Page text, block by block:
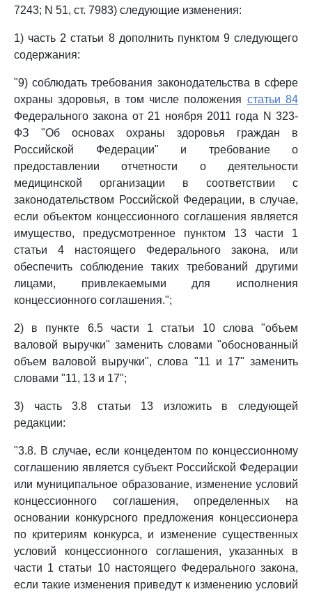
7243; N 51, ст. 7983) следующие изменения:
1) часть 2 статьи 8 дополнить пунктом 9 следующего
содержания:
"9) соблюдать требования законодательства в сфере
охраны здоровья, в том числе положения статьи 84
Федерального закона от 21 ноября 2011 года N 323-
ФЗ "Об основах охраны здоровья граждан в
Российской Федерации" и требование о
предоставлении отчетности о деятельности
медицинской организации в соответствии с
законодательством Российской Федерации, в случае,
если объектом концессионного соглашения является
имущество, предусмотренное пунктом 13 части 1
статьи 4 настоящего Федерального закона, или
обеспечить соблюдение таких требований другими
лицами, привлекаемыми для исполнения
концессионного соглашения.";
2) в пункте 6.5 части 1 статьи 10 слова "объем
валовой выручки" заменить словами "обоснованный
объем валовой выручки", слова "11 и 17" заменить
словами "11, 13 и 17";
3) часть 3.8 статьи 13 изложить в следующей
редакции:
"3.8. В случае, если концедентом по концессионному
соглашению является субъект Российской Федерации
или муниципальное образование, изменение условий
концессионного соглашения, определенных на
основании конкурсного предложения концессионера
по критериям конкурса, и изменение существенных
условий концессионного соглашения, указанных в
части 1 статьи 10 настоящего Федерального закона,
если такие изменения приведут к изменению условий